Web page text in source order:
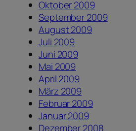
Oktober 2009
September 2009
August 2009
Juli 2009
Juni 2009
Mai 2009
April 2009
März 2009
Februar 2009
Januar 2009
Dezember 2008